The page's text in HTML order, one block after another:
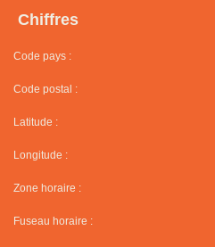
Chiffres
Code pays :
Code postal :
Latitude :
Longitude :
Zone horaire :
Fuseau horaire :